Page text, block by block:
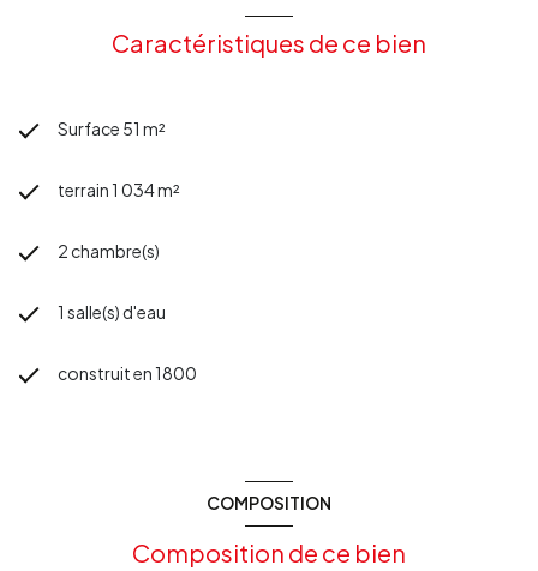
Caractéristiques de ce bien
Surface 51 m²
terrain 1 034 m²
2 chambre(s)
1 salle(s) d'eau
construit en 1800
COMPOSITION
Composition de ce bien